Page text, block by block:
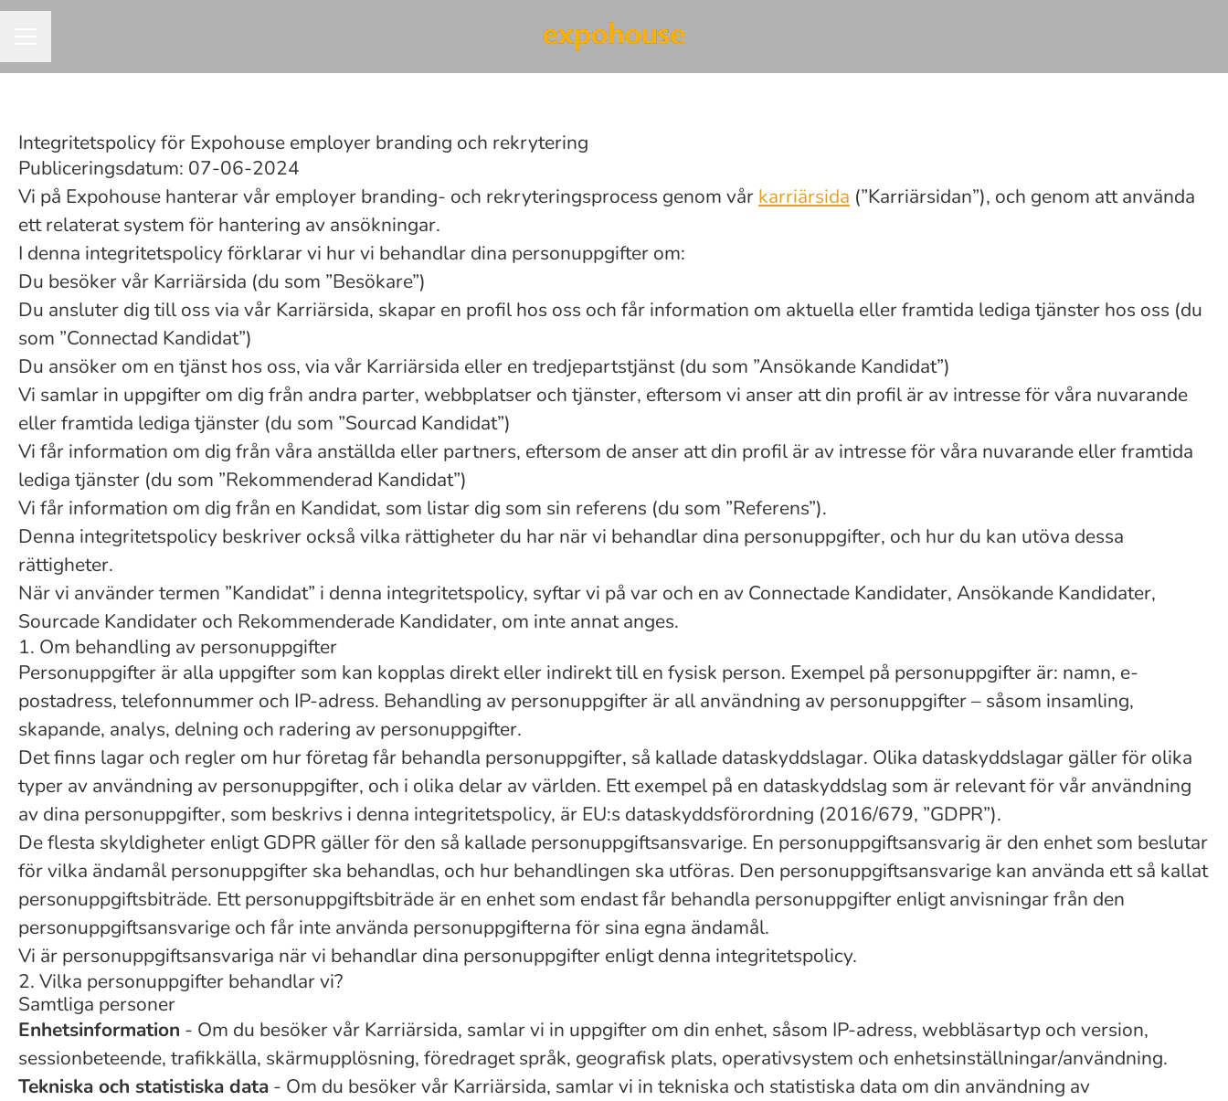
Integritetspolicy för Expohouse employer branding och rekrytering
Publiceringsdatum: 07-06-2024
Vi på Expohouse hanterar vår employer branding- och rekryteringsprocess genom vår karriärsida (”Karriärsidan”), och genom att använda
ett relaterat system för hantering av ansökningar.
I denna integritetspolicy förklarar vi hur vi behandlar dina personuppgifter om:
Du besöker vår Karriärsida (du som ”Besökare”)
Du ansluter dig till oss via vår Karriärsida, skapar en profil hos oss och får information om aktuella eller framtida lediga tjänster hos oss (du
som ”Connectad Kandidat”)
Du ansöker om en tjänst hos oss, via vår Karriärsida eller en tredjepartstjänst (du som ”Ansökande Kandidat”)
Vi samlar in uppgifter om dig från andra parter, webbplatser och tjänster, eftersom vi anser att din profil är av intresse för våra nuvarande
eller framtida lediga tjänster (du som ”Sourcad Kandidat”)
Vi får information om dig från våra anställda eller partners, eftersom de anser att din profil är av intresse för våra nuvarande eller framtida
lediga tjänster (du som ”Rekommenderad Kandidat”)
Vi får information om dig från en Kandidat, som listar dig som sin referens (du som ”Referens”).
Denna integritetspolicy beskriver också vilka rättigheter du har när vi behandlar dina personuppgifter, och hur du kan utöva dessa
rättigheter.
När vi använder termen ”Kandidat” i denna integritetspolicy, syftar vi på var och en av Connectade Kandidater, Ansökande Kandidater,
Sourcade Kandidater och Rekommenderade Kandidater, om inte annat anges.
1. Om behandling av personuppgifter
Personuppgifter är alla uppgifter som kan kopplas direkt eller indirekt till en fysisk person. Exempel på personuppgifter är: namn, e-
postadress, telefonnummer och IP-adress. Behandling av personuppgifter är all användning av personuppgifter – såsom insamling,
skapande, analys, delning och radering av personuppgifter.
Det finns lagar och regler om hur företag får behandla personuppgifter, så kallade dataskyddslagar. Olika dataskyddslagar gäller för olika
typer av användning av personuppgifter, och i olika delar av världen. Ett exempel på en dataskyddslag som är relevant för vår användning
av dina personuppgifter, som beskrivs i denna integritetspolicy, är EU:s dataskyddsförordning (2016/679, ”GDPR”).
De flesta skyldigheter enligt GDPR gäller för den så kallade personuppgiftsansvarige. En personuppgiftsansvarig är den enhet som beslutar
för vilka ändamål personuppgifter ska behandlas, och hur behandlingen ska utföras. Den personuppgiftsansvarige kan använda ett så kallat
personuppgiftsbiträde. Ett personuppgiftsbiträde är en enhet som endast får behandla personuppgifter enligt anvisningar från den
personuppgiftsansvarige och får inte använda personuppgifterna för sina egna ändamål.
Vi är personuppgiftsansvariga när vi behandlar dina personuppgifter enligt denna integritetspolicy.
2. Vilka personuppgifter behandlar vi?
Samtliga personer
Enhetsinformation - Om du besöker vår Karriärsida, samlar vi in uppgifter om din enhet, såsom IP-adress, webbläsartyp och version,
sessionbeteende, trafikkälla, skärmupplösning, föredraget språk, geografisk plats, operativsystem och enhetsinställningar/användning.
Tekniska och statistiska data - Om du besöker vår Karriärsida, samlar vi in tekniska och statistiska data om din användning av